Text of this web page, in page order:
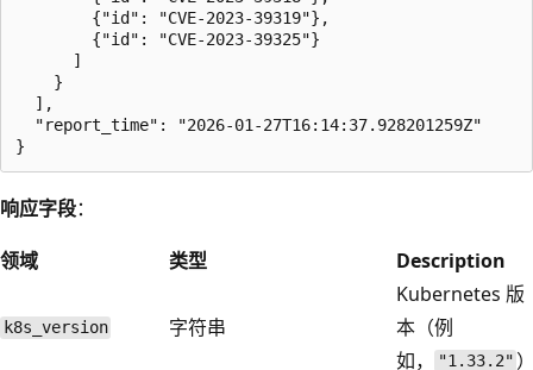
        {"id": "CVE-2023-39319"},
        {"id": "CVE-2023-39325"}
      ]
    }
  ],
  "report_time": "2026-01-27T16:14:37.928201259Z"
响应字段：
领域
类型 Description
k8s_version 字符串
Kubernetes 版
本（例
如，
"1.33.2"